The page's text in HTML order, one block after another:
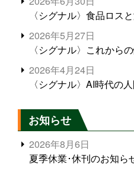
〈シグナル〉食品ロス
2026年5月27日
〈シグナル〉これから
2026年4月24日
〈シグナル〉AI時代の
お知らせ
2026年8月6日
夏季休業･休刊のお知ら